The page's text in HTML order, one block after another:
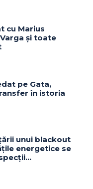
cu Marius
și toate
pe Gata,
în istoria
unui blackout
energetice se